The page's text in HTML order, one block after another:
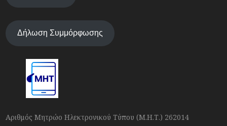
Δήλωση Συμμόρφωσης
Αριθμός Μητρώο Ηλεκτρονικού Τύπου (Μ.Η.Τ.) 262014